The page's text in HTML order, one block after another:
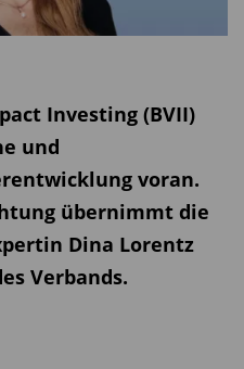
Investing (BVII)
und
voran.
übernimmt die
Dina Lorentz
Verbands.